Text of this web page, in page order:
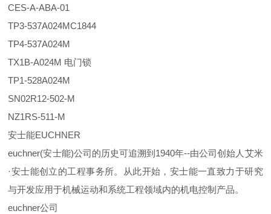
CES-A-ABA-01
TP3-537A024MC1844
TP4-537A024M
TX1B-A024M 电门锁
TP1-528A024M
SN02R12-502-M
NZ1RS-511-M
安士能EUCHNER
euchner(安士能)公司的历史可追溯到1940年--由公司创始人艾米
·安士能创立的工程事务所。从此开始，安士能一直致力于研究
与开发应用于机械运动和系统工程领域内的机电控制产品。
euchner公司